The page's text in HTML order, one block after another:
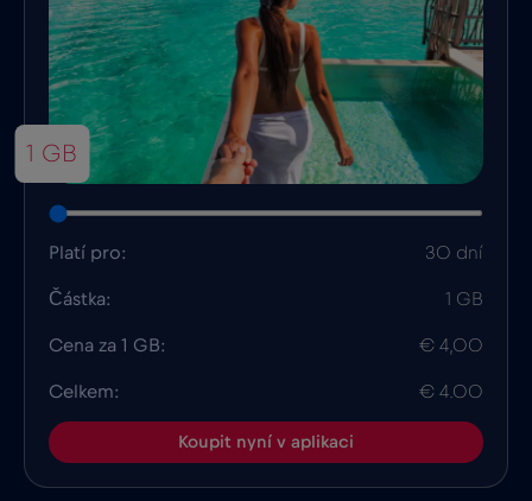
1 GB
Platí pro: 30 dní
Částka: 1 GB
Cena za 1 GB: € 4,00
Celkem: € 4.00
Koupit nyní v aplikaci